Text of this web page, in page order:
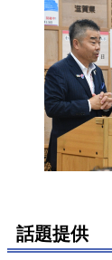
話題提供